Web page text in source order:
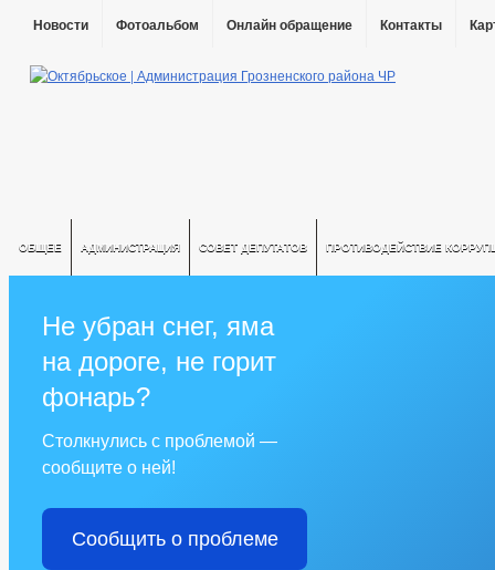
Новости Фотоальбом Онлайн обращение Контакты
ОБЩЕЕ АДМИНИСТРАЦИЯ СОВЕТ ДЕПУТАТОВ ПРОТИВОДЕЙСТВИЕ
Не убран снег, яма
на дороге, не горит
фонарь?
Столкнулись с проблемой —
сообщите о ней!
Сообщить о проблеме